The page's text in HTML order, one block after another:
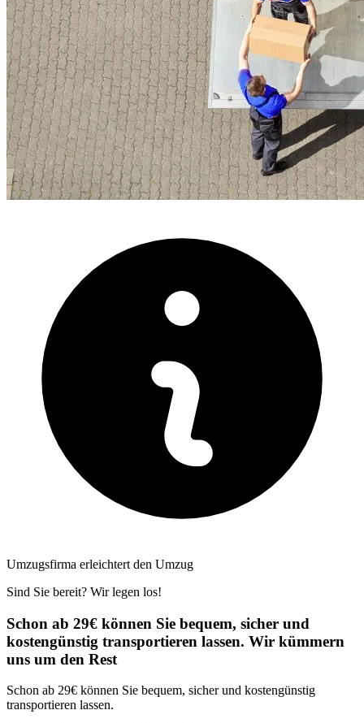
Umzugsfirma erleichtert den Umzug
Sind Sie bereit? Wir legen los!
Schon ab 29€ können Sie bequem, sicher und
kostengünstig transportieren lassen. Wir kümmern
uns um den Rest
Schon ab 29€ können Sie bequem, sicher und kostengünstig
transportieren lassen.